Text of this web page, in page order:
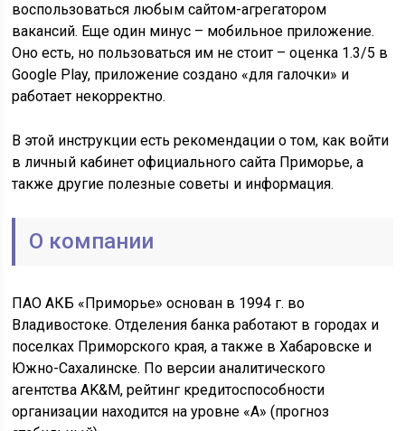
воспользоваться любым сайтом-агрегатором
вакансий. Еще один минус – мобильное приложение.
Оно есть, но пользоваться им не стоит – оценка 1.3/5 в
Google Play, приложение создано «для галочки» и
работает некорректно.
В этой инструкции есть рекомендации о том, как войти
в личный кабинет официального сайта Приморье, а
также другие полезные советы и информация.
О компании
ПАО АКБ «Приморье» основан в 1994 г. во
Владивостоке. Отделения банка работают в городах и
поселках Приморского края, а также в Хабаровске и
Южно-Сахалинске. По версии аналитического
агентства AK&M, рейтинг кредитоспособности
организации находится на уровне «А» (прогноз